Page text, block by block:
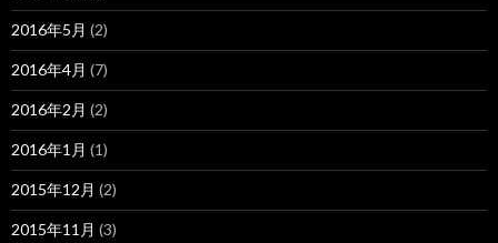
2016年5月 (2)
2016年4月 (7)
2016年2月 (2)
2016年1月 (1)
2015年12月 (2)
2015年11月 (3)